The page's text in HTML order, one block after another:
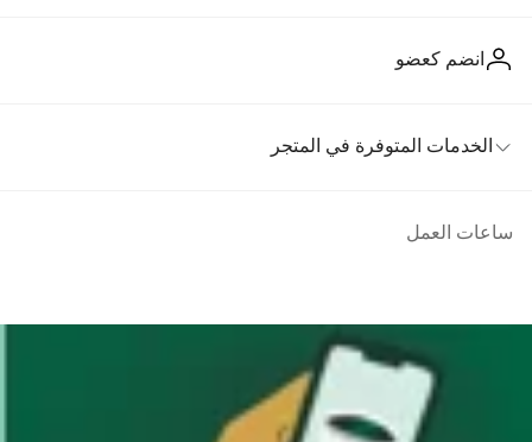
انضم كعضو
الخدمات المتوفرة في المتجر
ساعات العمل